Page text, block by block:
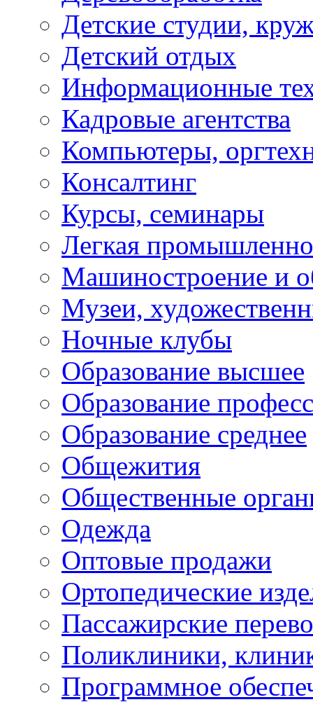
Детские студии,
Детский отдых
Информационные
Кадровые агентства
Компьютеры,
Консалтинг
Курсы, семинары
Легкая
Машиностроение и
Музеи,
Ночные клубы
Образование высшее
Образование
Образование среднее
Общежития
Общественные
Одежда
Оптовые продажи
Ортопедические
Пассажирские
Поликлиники,
Программное